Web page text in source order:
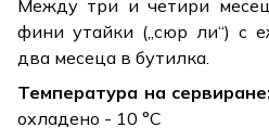
Между три и четири
фини утайки („сюр ли“) с
два месеца в бутилка.
Температура на сервиране:
охладено - 10 °C